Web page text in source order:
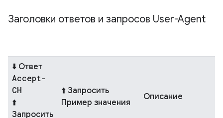
Заголовки ответов и запросов User-Agent
⬇️ Ответ
Accept-
CH
⬆️
Запросить
⬆️ Запросить
Пример значения
Описание